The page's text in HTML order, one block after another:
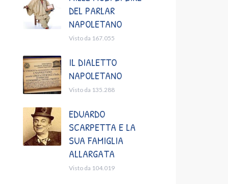
DEL PARLAR
NAPOLETANO
Visto da 167.055
IL DIALETTO
NAPOLETANO
Visto da 135.288
EDUARDO
SCARPETTA E LA
SUA FAMIGLIA
ALLARGATA
Visto da 104.019